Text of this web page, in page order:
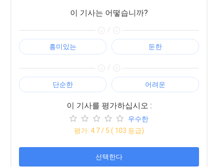
이 기사는 어떻습니까?
/
흥미있는 둔한
/
단순한 어려운
이 기사를 평가하십시오 :
우수한
평가: 4.7/ 5 ( 103 등급)
선택한다